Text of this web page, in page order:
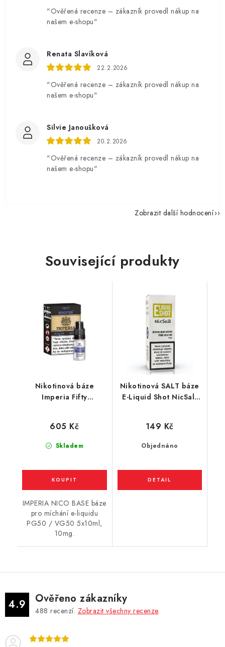
"Ověřená recenze – zákazník provedl nákup na
našem e-shopu"
Renata Slavíková
22.2.2026
"Ověřená recenze – zákazník provedl nákup na
našem e-shopu"
Silvie Janoušková
20.2.2026
"Ověřená recenze – zákazník provedl nákup na
našem e-shopu"
Zobrazit další hodnocení
Související produkty
Nikotinová báze
Imperia Fifty
Skladem
605 Kč
IMPERIA NICO BASE báze
pro míchání e-liquidu
PG50 / VG50 5x10ml,
10mg.
Nikotinová SALT báze
E-Liquid Shot NicSalt
Objednáno
149 Kč
4.9 Ověřeno zákazníky
488 recenzí. Zobrazit všechny recenze